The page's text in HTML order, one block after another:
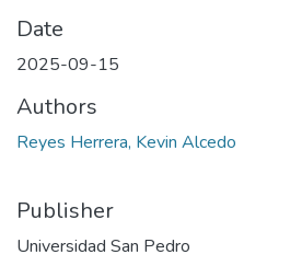
Date
2025-09-15
Authors
Reyes Herrera, Kevin Alcedo
Publisher
Universidad San Pedro